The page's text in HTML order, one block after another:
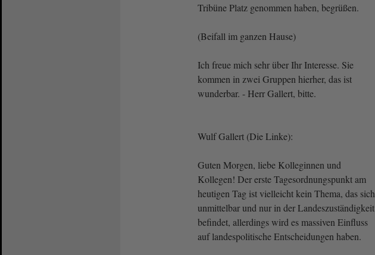
Tribüne Platz genommen haben, begrüßen.
(Beifall im ganzen Hause)
Ich freue mich sehr über Ihr Interesse. Sie
kommen in zwei Gruppen hierher, das ist
wunderbar. - Herr Gallert, bitte.
Wulf Gallert (Die Linke):
Guten Morgen, liebe Kolleginnen und
Kollegen! Der erste Tagesordnungspunkt am
heutigen Tag ist vielleicht kein Thema, das sich
unmittelbar und nur in der Landeszuständigkeit
befindet, allerdings wird es massiven Einfluss
auf landespolitische Entscheidungen haben.